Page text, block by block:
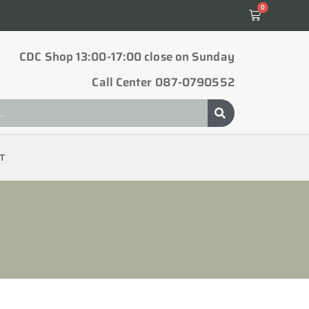
0
CDC Shop 13:00-17:00 close on Sunday
Call Center 087-0790552